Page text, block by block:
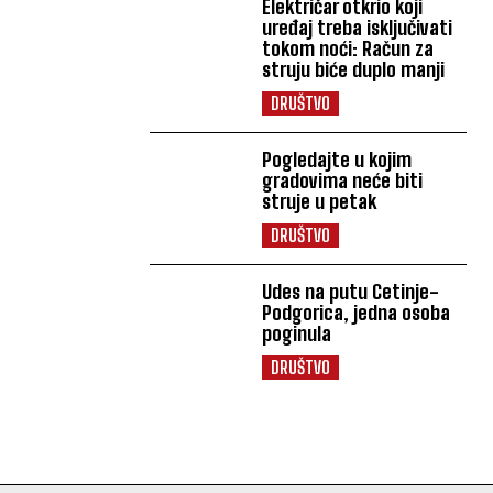
Električar otkrio koji
uređaj treba isključivati
tokom noći: Račun za
struju biće duplo manji
DRUŠTVO
Pogledajte u kojim
gradovima neće biti
struje u petak
DRUŠTVO
Udes na putu Cetinje-
Podgorica, jedna osoba
poginula
DRUŠTVO